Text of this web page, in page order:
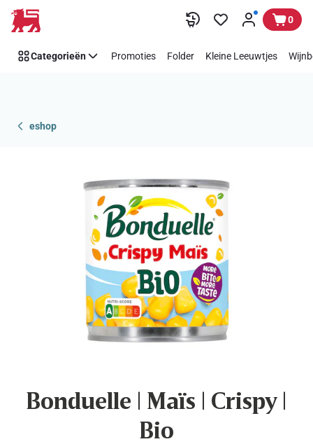
Overslaan 0
Categorieën Promoties Folder Kleine Leeuwtjes
eshop
Bonduelle | Maïs | Crispy |
Bio